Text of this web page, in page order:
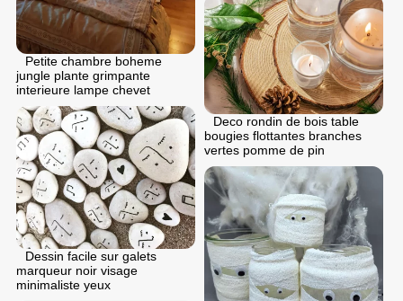
Petite chambre boheme
jungle plante grimpante
interieure lampe chevet
Deco rondin de bois table
bougies flottantes branches
vertes pomme de pin
Dessin facile sur galets
marqueur noir visage
minimaliste yeux